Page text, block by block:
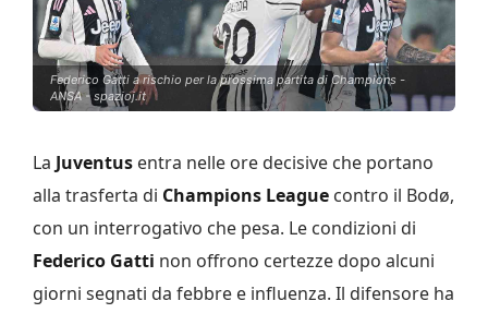
Federico Gatti a rischio per la prossima partita di Champions -
ANSA - spazioj.it
La Juventus entra nelle ore decisive che portano
alla trasferta di Champions League contro il Bodø,
con un interrogativo che pesa. Le condizioni di
Federico Gatti non offrono certezze dopo alcuni
giorni segnati da febbre e influenza. Il difensore ha